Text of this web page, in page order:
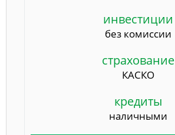
инвестиции
без комиссии
страхование
КАСКО
кредиты
наличными